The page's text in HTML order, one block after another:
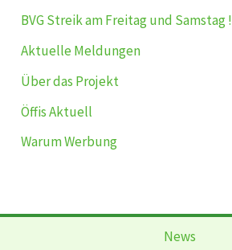
BVG Streik am Freitag und Samstag !
Aktuelle Meldungen
Über das Projekt
Öffis Aktuell
Warum Werbung
News